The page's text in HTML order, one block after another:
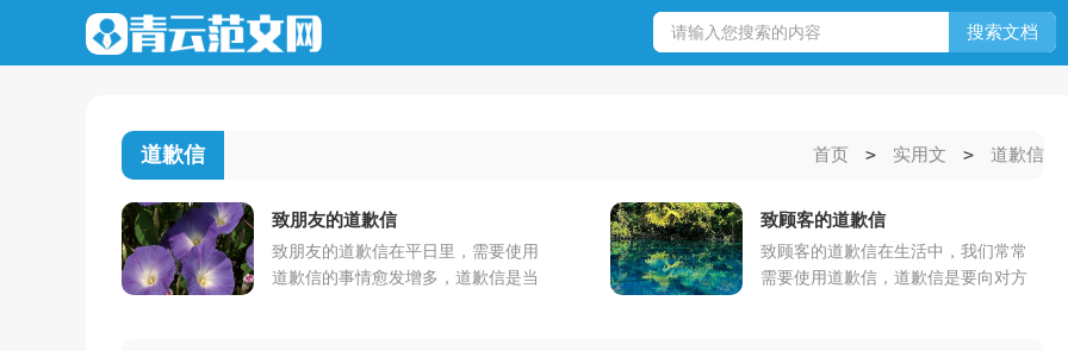
道歉信 首页 > 实用文 > 道歉信
致朋友的道歉信
致朋友的道歉信在平日里，需要使用
道歉信的事情愈发增多，道歉信是当
致顾客的道歉信
致顾客的道歉信在生活中，我们常常
需要使用道歉信，道歉信是要向对方